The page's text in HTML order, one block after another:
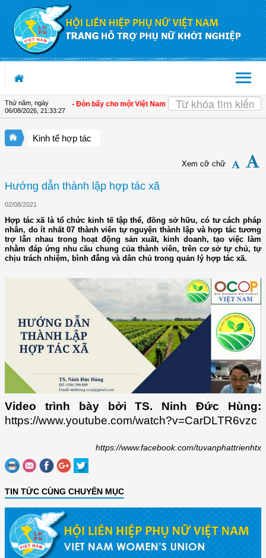
Truy cập nội dung luôn
Thứ năm, ngày
06/08/2026 21:33:27
kinh tế tư nhân - Đòn bẩy cho một Việt Nam thịnh vượng | Hội LHPN tỉnh
Kinh tế hợp tác
Xem cỡ chữ
Hướng dẫn thành lập hợp tác xã
02/08/2021
Hợp tác xã là tổ chức kinh tế tập thể, đồng sở hữu, có tư cách pháp
nhân, do ít nhất 07 thành viên tự nguyện thành lập và hợp tác tương
trợ lẫn nhau trong hoạt động sản xuất, kinh doanh, tạo việc làm
nhằm đáp ứng nhu cầu chung của thành viên, trên cơ sở tự chủ, tự
chịu trách nhiệm, bình đẳng và dân chủ trong quản lý hợp tác xã.
Video trình bày bởi TS. Ninh Đức Hùng:
https://www.youtube.com/watch?v=CarDLTR6vzc
https://www.facebook.com/tuvanphattrienhtx
TIN TỨC CÙNG CHUYÊN MỤC